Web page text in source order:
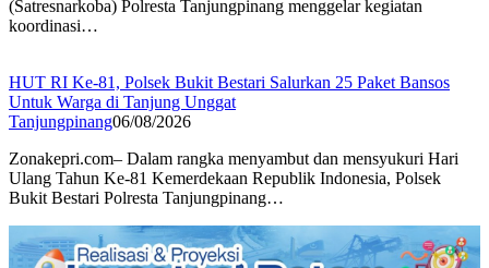
(Satresnarkoba) Polresta Tanjungpinang menggelar kegiatan
koordinasi…
HUT RI Ke-81, Polsek Bukit Bestari Salurkan 25 Paket Bansos
Untuk Warga di Tanjung Unggat
Tanjungpinang06/08/2026
Zonakepri.com– Dalam rangka menyambut dan mensyukuri Hari
Ulang Tahun Ke-81 Kemerdekaan Republik Indonesia, Polsek
Bukit Bestari Polresta Tanjungpinang…